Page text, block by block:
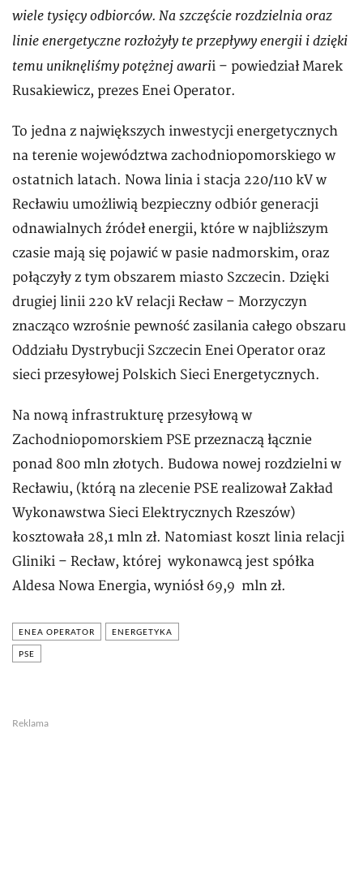
wiele tysięcy odbiorców. Na szczęście rozdzielnia oraz
linie energetyczne rozłożyły te przepływy energii i dzięki
temu uniknęliśmy potężnej awarii – powiedział Marek
Rusakiewicz, prezes Enei Operator.
To jedna z największych inwestycji energetycznych
na terenie województwa zachodniopomorskiego w
ostatnich latach. Nowa linia i stacja 220/110 kV w
Recławiu umożliwią bezpieczny odbiór generacji
odnawialnych źródeł energii, które w najbliższym
czasie mają się pojawić w pasie nadmorskim, oraz
połączyły z tym obszarem miasto Szczecin. Dzięki
drugiej linii 220 kV relacji Recław – Morzyczyn
znacząco wzrośnie pewność zasilania całego obszaru
Oddziału Dystrybucji Szczecin Enei Operator oraz
sieci przesyłowej Polskich Sieci Energetycznych.
Na nową infrastrukturę przesyłową w
Zachodniopomorskiem PSE przeznaczą łącznie
ponad 800 mln złotych. Budowa nowej rozdzielni w
Recławiu, (którą na zlecenie PSE realizował Zakład
Wykonawstwa Sieci Elektrycznych Rzeszów)
kosztowała 28,1 mln zł. Natomiast koszt linia relacji
Gliniki – Recław, której wykonawcą jest spółka
Aldesa Nowa Energia, wyniósł 69,9 mln zł.
ENEA OPERATOR ENERGETYKA
PSE
Reklama